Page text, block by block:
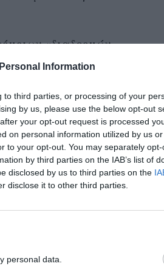
Information
third parties, or processing of your
by us, please use the below opt-out
your opt-out request is processed
on personal information utilized by us
to your opt-out. You may separately
by third parties on the IAB’s list of
disclosed by us to third parties on the
disclose it to other third parties.
personal data.
«διαδρομών
κανάλια του
PvdD να προτείνει
σύμβουλοι
ασφάλειας των
ανακοίνωσε
υδάτινων διαδρομών